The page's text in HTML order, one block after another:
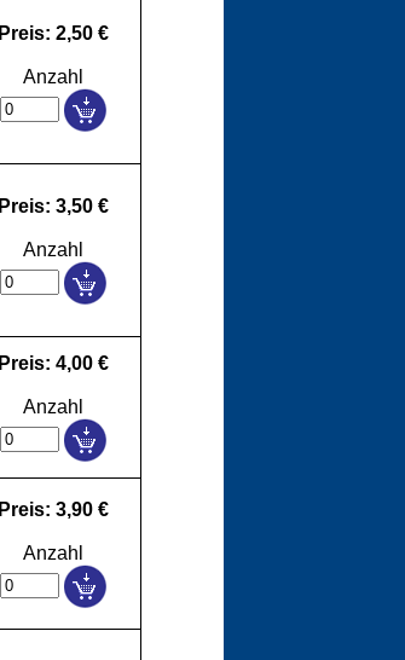
Preis: 2,50 €
Anzahl
Preis: 3,50 €
Anzahl
Preis: 4,00 €
Anzahl
Preis: 3,90 €
Anzahl